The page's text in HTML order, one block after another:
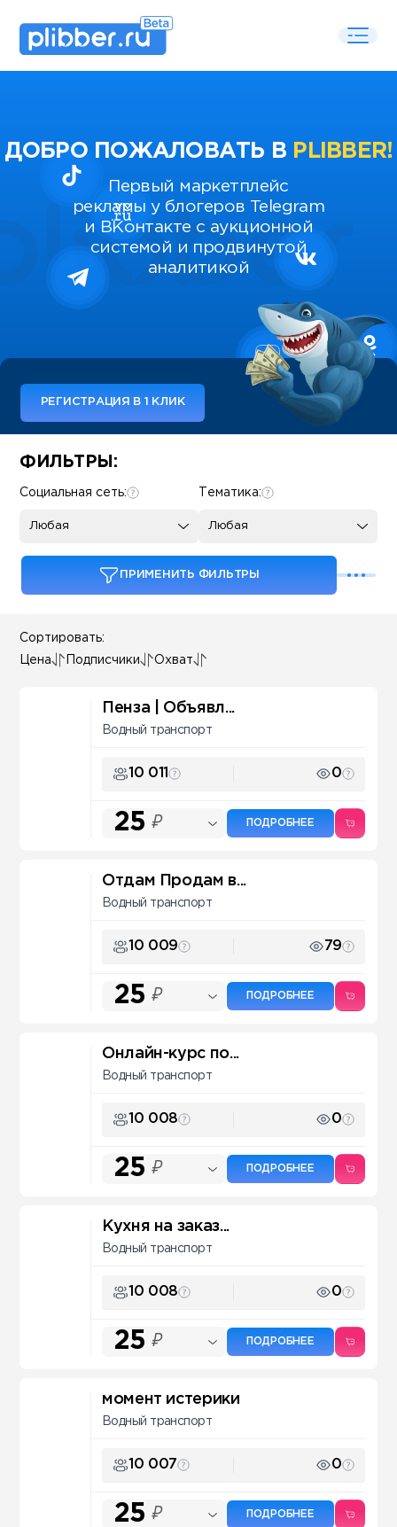
ДОБРО ПОЖАЛОВАТЬ В PLIBBER!
Первый маркетплейс
рекламы у блогеров Telegram
и ВКонтакте с аукционной
системой и продвинутой
аналитикой
РЕГИСТРАЦИЯ В 1 КЛИК
Some SEO Title
ФИЛЬТРЫ:
Тематика:
Любая
Социальная сеть:
Любая
ПРИМЕНИТЬ ФИЛЬТРЫ
Сортировать:
Цена Подписчики Охват
Пенза | Объявл...
Водный транспорт
10 011 0
25 ₽ ПОДРОБНЕЕ
Отдам Продам в...
Водный транспорт
10 009 79
25 ₽ ПОДРОБНЕЕ
Онлайн-курс по...
Водный транспорт
10 008 0
25 ₽ ПОДРОБНЕЕ
Кухня на заказ...
Водный транспорт
10 008 0
25 ₽ ПОДРОБНЕЕ
момент истерики
Водный транспорт
10 007 0
25 ₽ ПОДРОБНЕЕ